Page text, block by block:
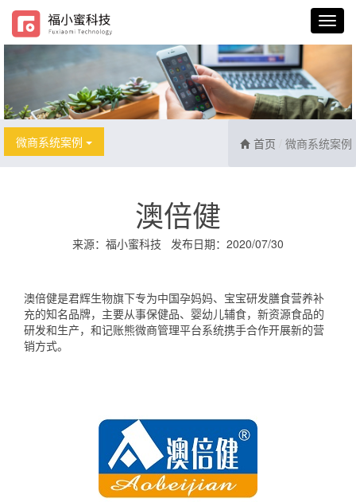
微商系统案例 首页 微商系统案例
澳倍健
来源： 福小蜜科技 发布日期：2020/07/30
澳倍健是君辉生物旗下专为中国孕妈妈、宝宝研发膳食营养补
充的知名品牌，主要从事保健品、婴幼儿辅食，新资源食品的
研发和生产，和记账熊微商管理平台系统携手合作开展新的营
销方式。